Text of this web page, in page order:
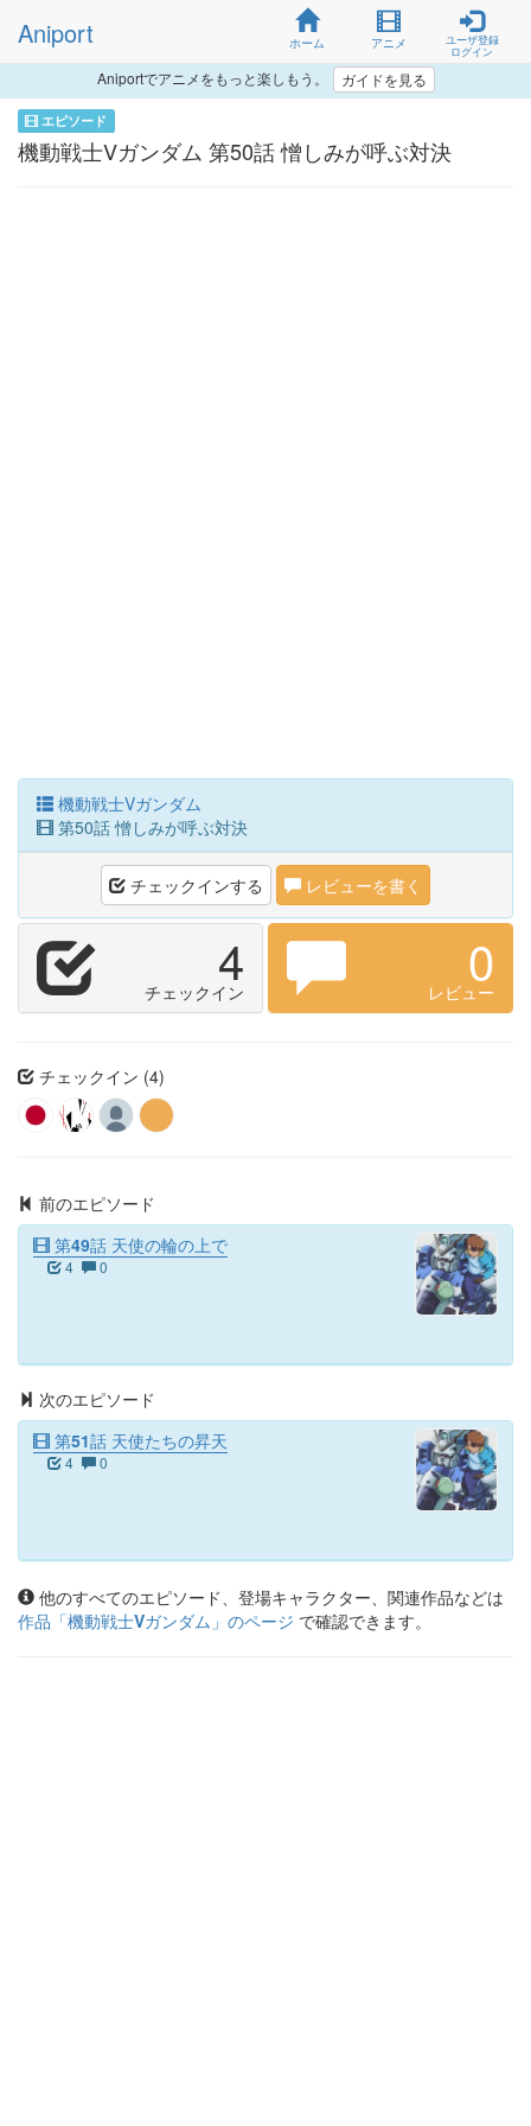
Aniport ホーム アニメ
ユーザ登録
ログイン
Aniportでアニメをもっと楽しもう。 ガイドを見る
エピソード
機動戦士Vガンダム 第50話 憎しみが呼ぶ対決
機動戦士Vガンダム
第50話 憎しみが呼ぶ対決
チェックインする レビューを書く
4
チェックイン 0
レビュー
チェックイン (4)
前のエピソード
第49話 天使の輪の上で
4 0
次のエピソード
第51話 天使たちの昇天
4 0
他のすべてのエピソード、登場キャラクター、関連作品などは
作品「機動戦士Vガンダム 」のページ で確認できます。